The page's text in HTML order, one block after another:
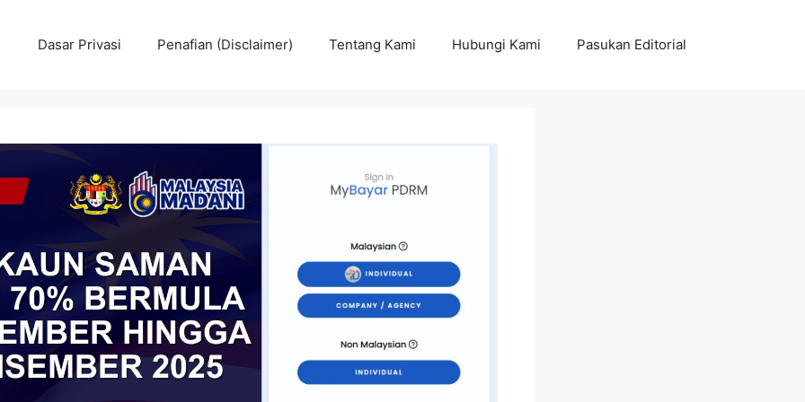
Dasar Privasi Penafian (Disclaimer) Tentang Kami Hubungi Kami Pasukan Editorial